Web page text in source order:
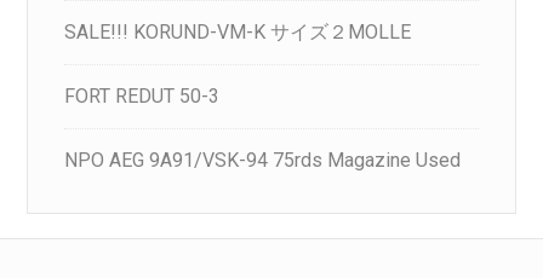
SALE!!! KORUND-VM-K サイズ２MOLLE
FORT REDUT 50-3
NPO AEG 9A91/VSK-94 75rds Magazine Used